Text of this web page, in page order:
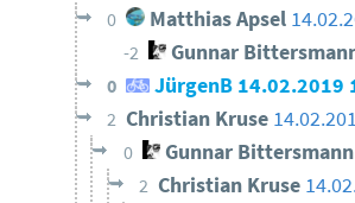
0 Matthias Apsel
-2 Gunnar
0 JürgenB 14.02.2019
2 Christian Kruse
0 Gunnar Bittersmann
2 Christian Kruse